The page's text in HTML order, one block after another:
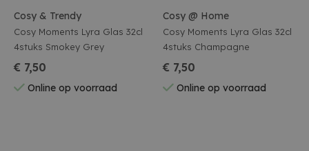
Cosy & Trendy
Cosy Moments Lyra Glas 32cl
4stuks Smokey Grey
€ 7,50
Online op voorraad
Cosy @ Home
Cosy Moments Lyra Glas 32cl
4stuks Champagne
€ 7,50
Online op voorraad